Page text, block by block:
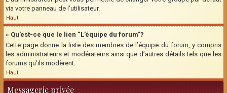
via votre panneau de l’utilisateur.
Haut
» Qu’est-ce que le lien “L’équipe du forum”?
Cette page donne la liste des membres de l’équipe du forum, y compris
les administrateurs et modérateurs ainsi que d’autres détails tels que les
forums qu’ils modèrent.
Haut
Messagerie privée